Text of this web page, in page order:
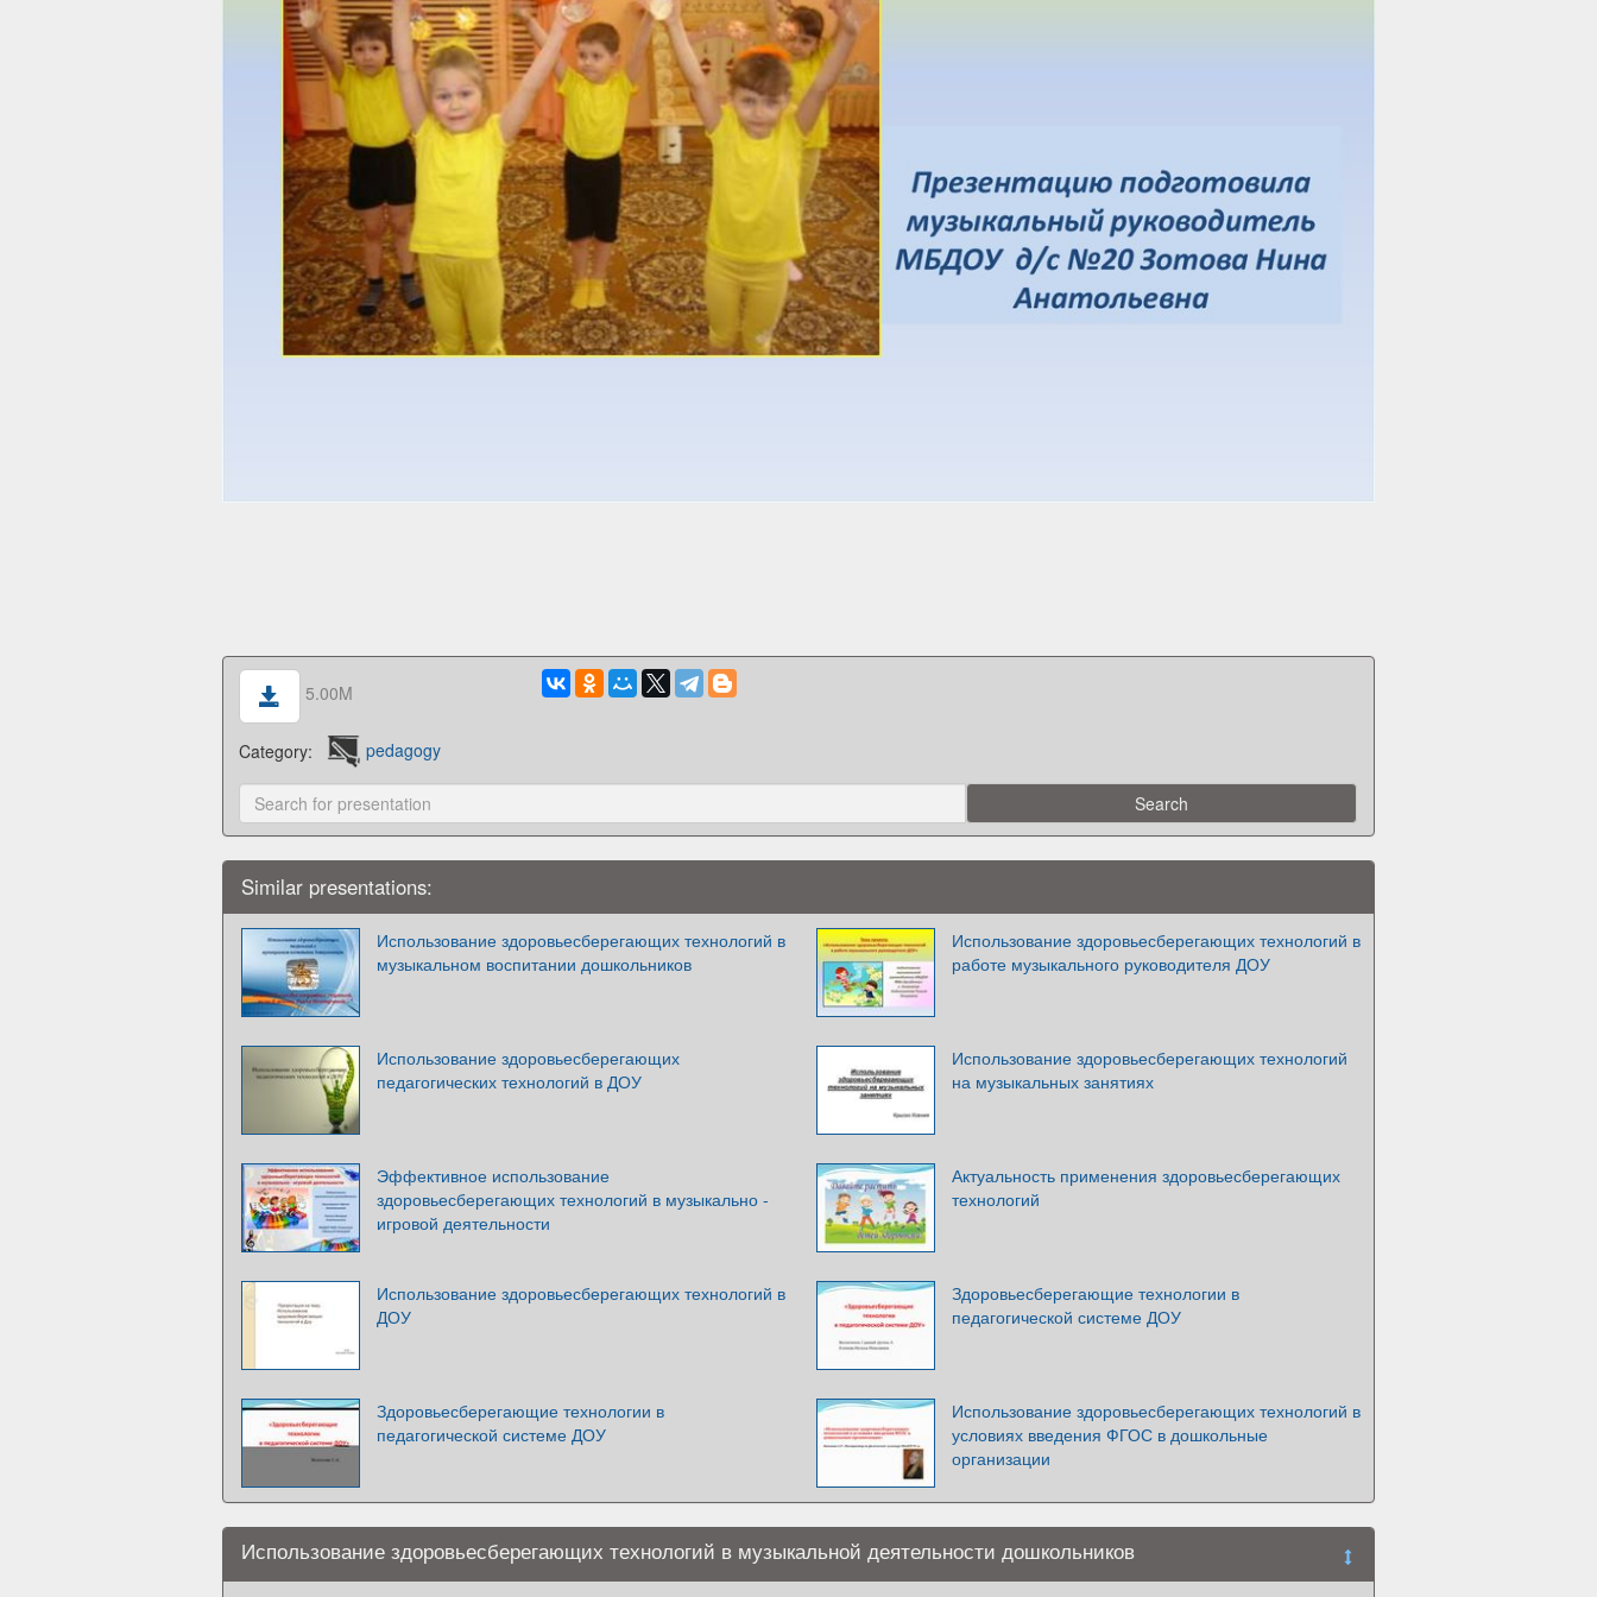
5.00M
Category: pedagogy
Similar presentations:
Использование здоровьесберегающих технологий в
музыкальном воспитании дошкольников
Использование здоровьесберегающих технологий в
работе музыкального руководителя ДОУ
Использование здоровьесберегающих
педагогических технологий в ДОУ
Использование здоровьесберегающих технологий
на музыкальных занятиях
Эффективное использование
здоровьесберегающих технологий в музыкально -
игровой деятельности
Актуальность применения здоровьесберегающих
технологий
Использование здоровьесберегающих технологий в
ДОУ
Здоровьесберегающие технологии в
педагогической системе ДОУ
Здоровьесберегающие технологии в
педагогической системе ДОУ
Использование здоровьесберегающих технологий в
условиях введения ФГОС в дошкольные
организации
Использование здоровьесберегающих технологий в музыкальной деятельности дошкольников